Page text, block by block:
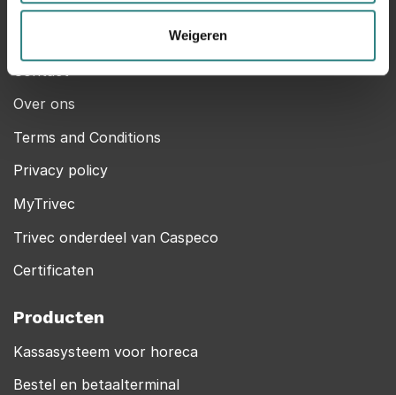
Weigeren
Contact
Over ons
Terms and Conditions
Privacy policy
MyTrivec
Trivec onderdeel van Caspeco
Certificaten
Producten
Kassasysteem voor horeca
Bestel en betaalterminal